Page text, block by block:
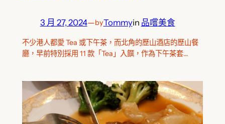
3 月 27, 2024—byTommyin 品嚐美食
不少港人都愛 Tea 或下午茶，而北角的歷山酒店的歷山餐
廳，早前特別採用 11 款「Tea」入饌，作為下午茶套…